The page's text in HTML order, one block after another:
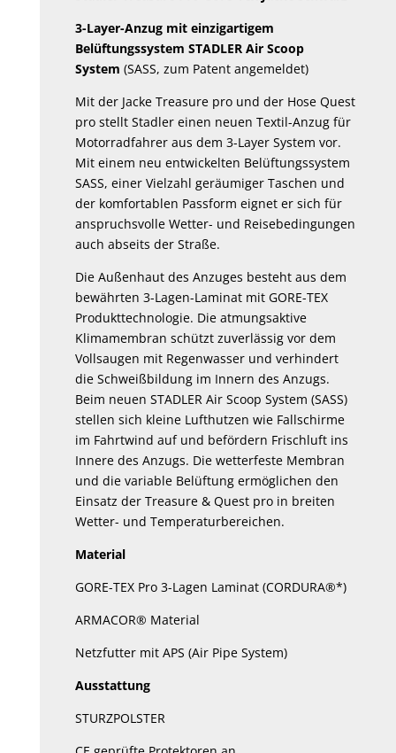
3-Layer-Anzug mit einzigartigem
Belüftungssystem STADLER Air Scoop
System(SASS, zum Patent angemeldet)
Mit der Jacke Treasure pro und der Hose Quest
pro stellt Stadler einen neuen Textil-Anzug für
Motorradfahrer aus dem 3-Layer System vor.
Mit einem neu entwickelten Belüftungssystem
SASS, einer Vielzahl geräumiger Taschen und
der komfortablen Passform eignet er sich für
anspruchsvolle Wetter- und Reisebedingungen
auch abseits der Straße.
Die Außenhaut des Anzuges besteht aus dem
bewährten 3-Lagen-Laminat mit GORE-TEX
Produkttechnologie. Die atmungsaktive
Klimamembran schützt zuverlässig vor dem
Vollsaugen mit Regenwasser und verhindert
die Schweißbildung im Innern des Anzugs.
Beim neuen STADLER Air Scoop System (SASS)
stellen sich kleine Lufthutzen wie Fallschirme
im Fahrtwind auf und befördern Frischluft ins
Innere des Anzugs. Die wetterfeste Membran
und die variable Belüftung ermöglichen den
Einsatz der Treasure & Quest pro in breiten
Wetter- und Temperaturbereichen.
Material
GORE-TEX Pro 3-Lagen Laminat (CORDURA®*)
ARMACOR® Material
Netzfutter mit APS (Air Pipe System)
Ausstattung
STURZPOLSTER